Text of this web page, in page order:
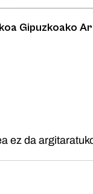
Gipuzkoako
ez da